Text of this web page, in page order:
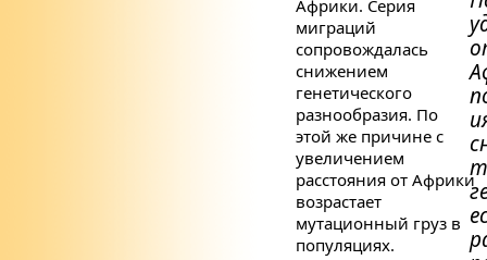
Африки. Серия
миграций
сопровождалась
снижением
генетического
разнообразия. По
этой же причине с
увеличением
расстояния от Африки
возрастает
мутационный груз в
популяциях.